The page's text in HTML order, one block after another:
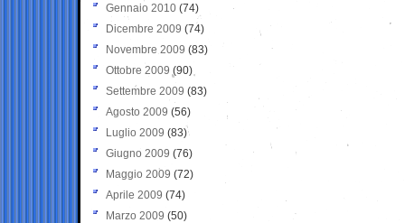
Gennaio 2010 (74)
Dicembre 2009 (74)
Novembre 2009 (83)
Ottobre 2009 (90)
Settembre 2009 (83)
Agosto 2009 (56)
Luglio 2009 (83)
Giugno 2009 (76)
Maggio 2009 (72)
Aprile 2009 (74)
Marzo 2009 (50)